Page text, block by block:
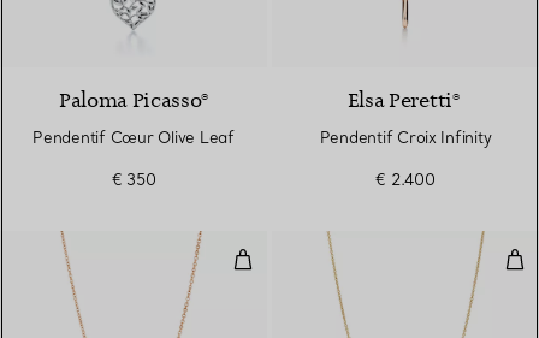
Paloma Picasso®
Pendentif Cœur Olive Leaf
€ 350
Elsa Peretti®
Pendentif Croix Infinity
€ 2.400
Pendentif Diamonds by the